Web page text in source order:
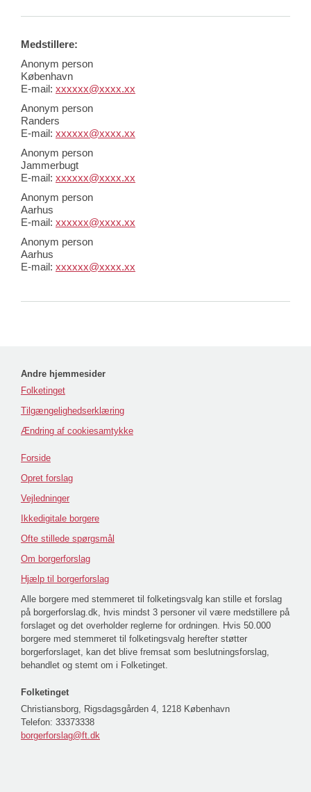
Medstillere:
Anonym person
København
E-mail: xxxxxx@xxxx.xx
Anonym person
Randers
E-mail: xxxxxx@xxxx.xx
Anonym person
Jammerbugt
E-mail: xxxxxx@xxxx.xx
Anonym person
Aarhus
E-mail: xxxxxx@xxxx.xx
Anonym person
Aarhus
E-mail: xxxxxx@xxxx.xx
Andre hjemmesider
Folketinget
Tilgængelighedserklæring
Ændring af cookiesamtykke
Forside
Opret forslag
Vejledninger
Ikkedigitale borgere
Ofte stillede spørgsmål
Om borgerforslag
Hjælp til borgerforslag
Alle borgere med stemmeret til folketingsvalg kan stille et forslag
på borgerforslag.dk, hvis mindst 3 personer vil være medstillere på
forslaget og det overholder reglerne for ordningen. Hvis 50.000
borgere med stemmeret til folketingsvalg herefter støtter
borgerforslaget, kan det blive fremsat som beslutningsforslag,
behandlet og stemt om i Folketinget.
Folketinget
Christiansborg, Rigsdagsgården 4, 1218 København
Telefon: 33373338
borgerforslag@ft.dk